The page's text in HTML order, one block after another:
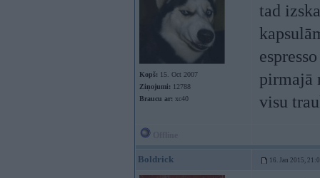
Kopš: 15. Oct 2007
Ziņojumi: 12788
Braucu ar: xc40
tad
pirmajā
visu
Boldrick 16. Jan 2015,